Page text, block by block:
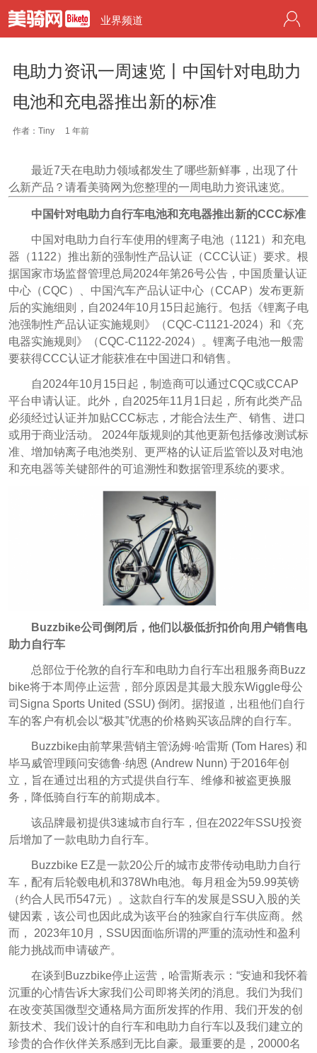
业界频道
电助力资讯一周速览丨中国针对电助力
电池和充电器推出新的标准
作者：Tiny 1 年前
最近7天在电助力领域都发生了哪些新鲜事，出现了什
么新产品？请看美骑网为您整理的一周电助力资讯速览。
中国针对电助力自行车电池和充电器推出新的CCC标准
中国对电助力自行车使用的锂离子电池（1121）和充电
器（1122）推出新的强制性产品认证（CCC认证）要求。根
据国家市场监督管理总局2024年第26号公告，中国质量认证
中心（CQC）、中国汽车产品认证中心（CCAP）发布更新
后的实施细则，自2024年10月15日起施行。包括《锂离子电
池强制性产品认证实施规则》（CQC-C1121-2024）和《充
电器实施规则》（CQC-C1122-2024）。锂离子电池一般需
要获得CCC认证才能获准在中国进口和销售。
自2024年10月15日起，制造商可以通过CQC或CCAP
平台申请认证。此外，自2025年11月1日起，所有此类产品
必须经过认证并加贴CCC标志，才能合法生产、销售、进口
或用于商业活动。 2024年版规则的其他更新包括修改测试标
准、增加钠离子电池类别、更严格的认证后监管以及对电池
和充电器等关键部件的可追溯性和数据管理系统的要求。
Buzzbike公司倒闭后，他们以极低折扣价向用户销售电
助力自行车
总部位于伦敦的自行车和电助力自行车出租服务商Buzz
bike将于本周停止运营，部分原因是其最大股东Wiggle母公
司Signa Sports United (SSU) 倒闭。据报道，出租他们自行
车的客户有机会以“极其”优惠的价格购买该品牌的自行车。
Buzzbike由前苹果营销主管汤姆·哈雷斯 (Tom Hares) 和
毕马威管理顾问安德鲁·纳恩 (Andrew Nunn) 于2016年创
立，旨在通过出租的方式提供自行车、维修和被盗更换服
务，降低骑自行车的前期成本。
该品牌最初提供3速城市自行车，但在2022年SSU投资
后增加了一款电助力自行车。
Buzzbike EZ是一款20公斤的城市皮带传动电助力自行
车，配有后轮毂电机和378Wh电池。每月租金为59.99英镑
（约合人民币547元）。 这款自行车的发展是SSU入股的关
键因素，该公司也因此成为该平台的独家自行车供应商。然
而， 2023年10月，SSU因面临所谓的严重的流动性和盈利
能力挑战而申请破产。
在谈到Buzzbike停止运营，哈雷斯表示：“安迪和我怀着
沉重的心情告诉大家我们公司即将关闭的消息。我们为我们
在改变英国微型交通格局方面所发挥的作用、我们开发的创
新技术、我们设计的自行车和电助力自行车以及我们建立的
珍贵的合作伙伴关系感到无比自豪。 最重要的是，20000名